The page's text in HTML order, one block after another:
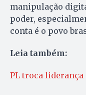
manipulação
poder,
conta é o povo
Leia também:
PL troca liderança